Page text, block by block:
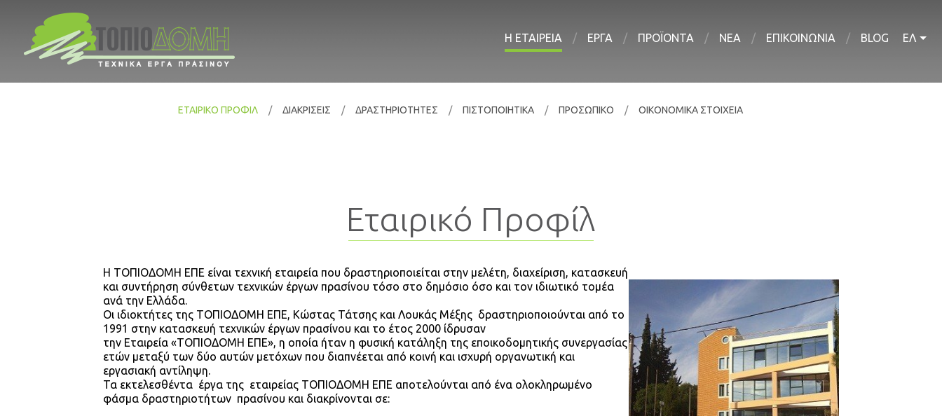
ΕΛ
Η ΕΤΑΙΡΕΙΑ ΕΡΓΑ ΠΡΟΪΟΝΤΑ ΝΕΑ ΕΠΙΚΟΙΝΩΝΙΑ BLOG
ΕΤΑΙΡΙΚΟ ΠΡΟΦΙΛ ΔΙΑΚΡΙΣΕΙΣ ΔΡΑΣΤΗΡΙΟΤΗΤΕΣ ΠΙΣΤΟΠΟΙΗΤΙΚΑ ΠΡΟΣΩΠΙΚΟ ΟΙΚΟΝΟΜΙΚΑ ΣΤΟΙΧΕΙΑ
Εταιρικό Προφίλ
Η ΤΟΠΙΟΔΟΜΗ ΕΠΕ είναι τεχνική εταιρεία που δραστηριοποιείται στην μελέτη, διαχείριση, κατασκευή
και συντήρηση σύνθετων τεχνικών έργων πρασίνου τόσο στο δημόσιο όσο και τον ιδιωτικό τομέα
ανά την Ελλάδα.
Οι ιδιοκτήτες της ΤΟΠΙΟΔΟΜΗ ΕΠΕ, Κώστας Τάτσης και Λουκάς Μέξης δραστηριοποιούνται από το
1991 στην κατασκευή τεχνικών έργων πρασίνου και το έτος 2000 ίδρυσαν
την Εταιρεία «ΤΟΠΙΟΔΟΜΗ ΕΠΕ», η οποία ήταν η φυσική κατάληξη της εποικοδομητικής συνεργασίας
ετών μεταξύ των δύο αυτών μετόχων που διαπνέεται από κοινή και ισχυρή οργανωτική και
εργασιακή αντίληψη.
Τα εκτελεσθέντα έργα της εταιρείας ΤΟΠΙΟΔΟΜΗ ΕΠΕ αποτελούνται από ένα ολοκληρωμένο
φάσμα δραστηριοτήτων πρασίνου και διακρίνονται σε: